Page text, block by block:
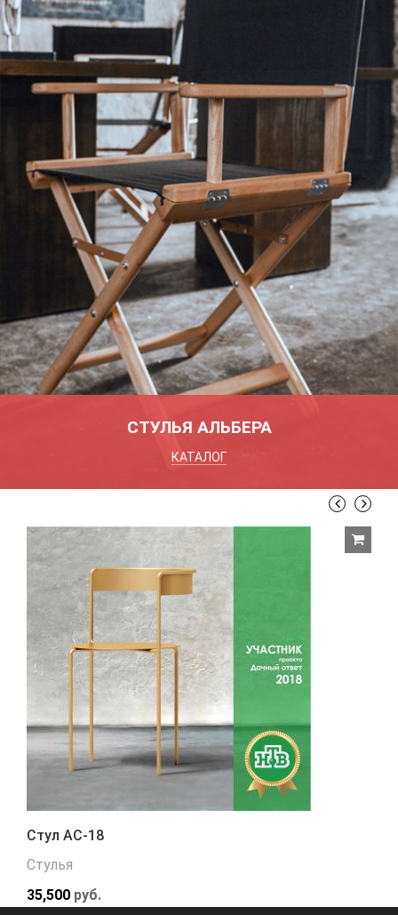
СТУЛЬЯ АЛЬБЕРА
КАТАЛОГ
Стул АС-18
Стулья
35,500 руб.